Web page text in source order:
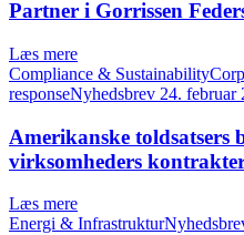
Partner i Gorrissen
Læs mere
Compliance &
responseNyhedsbrev 24. februar
Amerikanske toldsatsers
virksomheders
Læs mere
Energi &